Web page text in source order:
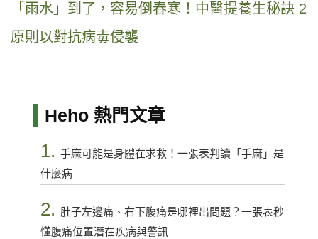
「雨水」到了，容易倒春寒！中醫提養生秘訣 2
原則以對抗病毒侵襲
Heho 熱門文章
1. 手麻可能是身體在求救！一張表判讀「手麻」是
什麼病
2. 肚子左邊痛、右下腹痛是哪裡出問題？一張表秒
懂腹痛位置潛在疾病與警訊